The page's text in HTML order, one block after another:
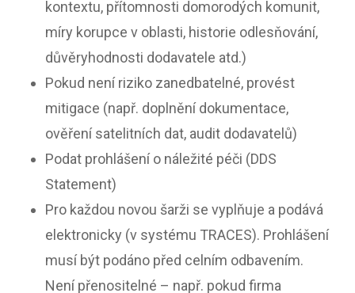
kontextu, přítomnosti domorodých komunit,
míry korupce v oblasti, historie odlesňování,
důvěryhodnosti dodavatele atd.)
Pokud není riziko zanedbatelné, provést
mitigace (např. doplnění dokumentace,
ověření satelitních dat, audit dodavatelů)
Podat prohlášení o náležité péči (DDS
Statement)
Pro každou novou šarži se vyplňuje a podává
elektronicky (v systému TRACES). Prohlášení
musí být podáno před celním odbavením.
Není přenositelné – např. pokud firma